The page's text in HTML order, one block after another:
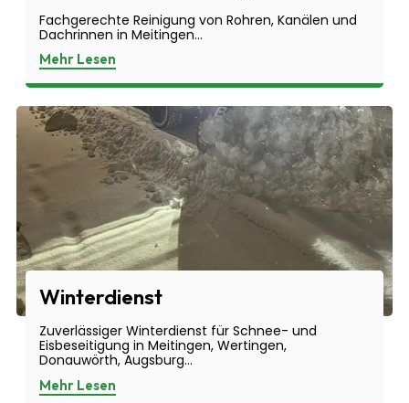
Fachgerechte Reinigung von Rohren, Kanälen und
Dachrinnen in Meitingen...
Mehr Lesen
Winterdienst
Zuverlässiger Winterdienst für Schnee- und
Eisbeseitigung in Meitingen, Wertingen,
Donauwörth, Augsburg...
Mehr Lesen